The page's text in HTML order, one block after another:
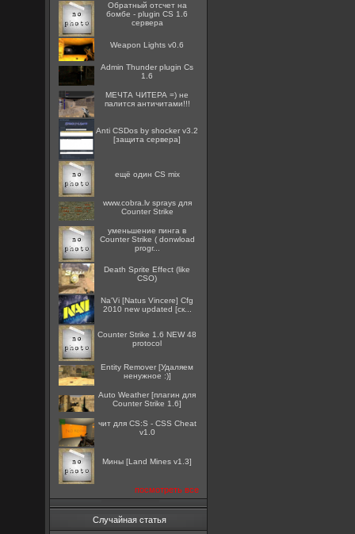
Обратный отсчет на
бомбе - plugin CS 1.6
сервера
Weapon Lights v0.6
Admin Thunder plugin Cs
1.6
МЕЧТА ЧИТЕРА =) не
палится античитами!!!
Anti CSDos by shocker v3.2
[защита сервера]
ещё один CS mix
www.cobra.lv sprays для
Counter Strike
уменьшение пинга в
Counter Strike ( donwload
progr...
Death Sprite Effect (like
CSO)
Na'Vi [Natus Vincere] Cfg
2010 new updated [ск...
Counter Strike 1.6 NEW 48
protocol
Entity Remover [Удаляем
ненужное :)]
Auto Weather [плагин для
Counter Strike 1.6]
чит для CS:S - CSS Cheat
v1.0
Мины [Land Mines v1.3]
посмотреть все
Случайная статья